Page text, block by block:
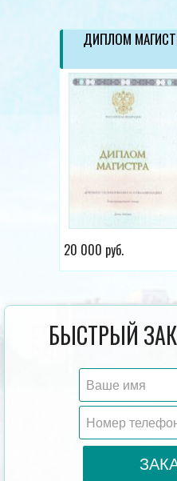
ДИПЛОМ
20 000 руб.
БЫСТРЫЙ